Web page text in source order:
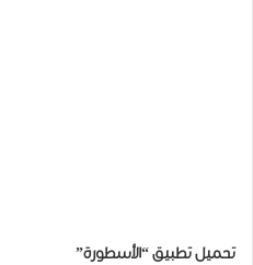
تحميل تطبيق “الأسطورة”